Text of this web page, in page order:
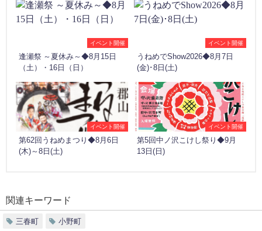
イベント開催
逢瀬祭 ～夏休み～◆8月15日
（土）・16日（日）
イベント開催
うねめでShow2026◆8月7日
(金)･8日(土)
イベント開催
第62回うねめまつり◆8月6日
(木)～8日(土)
イベント開催
第5回中ノ沢こけし祭り◆9月
13日(日)
関連キーワード
三春町 小野町